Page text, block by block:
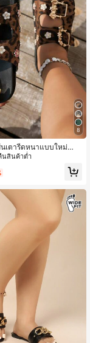
8
เตารีดหนาแบบใหม่สำห
ท้าแตะชายหาดสำหรับผู้
ฟชั่นย้อนยุคหัวเข็มขัดค้
นสินค้าต่ำ